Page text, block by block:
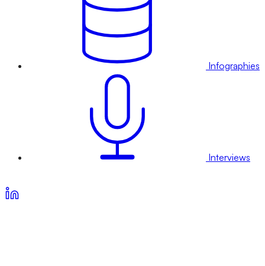
Infographies
Interviews